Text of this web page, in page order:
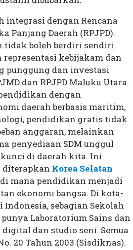
integrasi dengan Rencana
Panjang Daerah (RPJPD).
tidak boleh berdiri sendiri.
representasi kebijakam dan
punggung dan investasi
dan RPJPD Maluku Utara.
dengan
daerah berbasis maritim,
pendidikan gratis tidak
anggaran, melainkan
penyediaan SDM unggul
di daerah kita. Ini
diterapkan Korea Selatan
di mana pendidikan menjadi
ekonomi bangsa. Di kota-
sebagian Sekolah
Laboratorium Sains dan
dan studio seni. Semua
20 Tahun 2003 (Sisdiknas).